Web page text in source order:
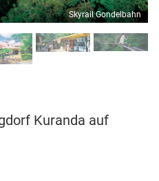
Skyrail Gondelbahn
Kuranda auf